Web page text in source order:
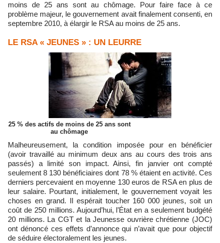
moins de 25 ans sont au chômage. Pour faire face à ce
problème majeur, le gouvernement avait finalement consenti, en
septembre 2010, à élargir le RSA au moins de 25 ans.
LE RSA « JEUNES » : UN LEURRE
25 % des actifs de moins de 25 ans sont
au chômage
Malheureusement, la condition imposée pour en bénéficier
(avoir travaillé au minimum deux ans au cours des trois ans
passés) a limité son impact. Ainsi, fin janvier ont compté
seulement 8 130 bénéficiaires dont 78 % étaient en activité. Ces
derniers percevaient en moyenne 130 euros de RSA en plus de
leur salaire. Pourtant, initialement, le gouvernement voyait les
choses en grand. Il espérait toucher 160 000 jeunes, soit un
coût de 250 millions. Aujourd’hui, l’État en a seulement budgété
20 millions. La CGT et la Jeunesse ouvrière chrétienne (JOC)
ont dénoncé ces effets d’annonce qui n’avait que pour objectif
de séduire électoralement les jeunes.